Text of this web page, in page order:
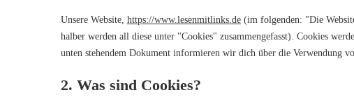
Unsere Website, https://www.lesenmitlinks.de (im folgenden: "Die
halber werden all diese unter "Cookies" zusammengefasst). Cookies
unten stehendem Dokument informieren wir dich über die Verwendung
2. Was sind Cookies?